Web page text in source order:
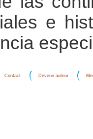
e
Contact Devenir auteur